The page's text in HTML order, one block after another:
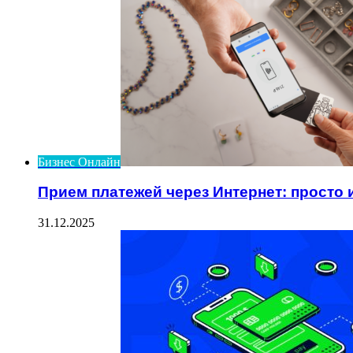
Бизнес Онлайн
Прием платежей через Интернет: просто
31.12.2025